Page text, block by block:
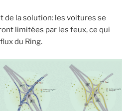
de la solution: les voitures se
limitées par les feux, ce qui
du Ring.